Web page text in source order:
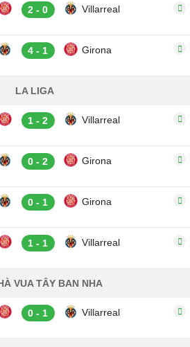
2 - 0 Villarreal
4 - 1 Girona
LA LIGA
1 - 2 Villarreal
0 - 2 Girona
0 - 1 Girona
1 - 1 Villarreal
VUA TÂY BAN NHA
0 - 1 Villarreal